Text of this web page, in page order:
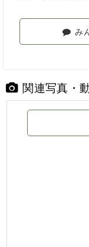
み
関連写真・